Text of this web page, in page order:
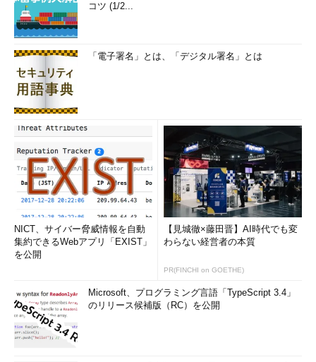
コツ (1/2...
「電子署名」とは、「デジタル署名」とは
NICT、サイバー脅威情報を自動
集約できるWebアプリ「EXIST」
を公開
【見城徹×藤田晋】AI時代でも変
わらない経営者の本質
PR(FINCHI on GOETHE)
Microsoft、プログラミング言語「TypeScript 3.4」
のリリース候補版（RC）を公開